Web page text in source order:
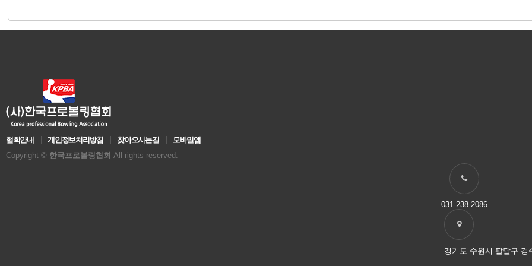
협회안내 개인정보처리방침 찾아오시는길
모바일앱
Copyright © 한국프로볼링협회 All rights reserved.
031-238-2086
경기도 수원시 팔달구 경